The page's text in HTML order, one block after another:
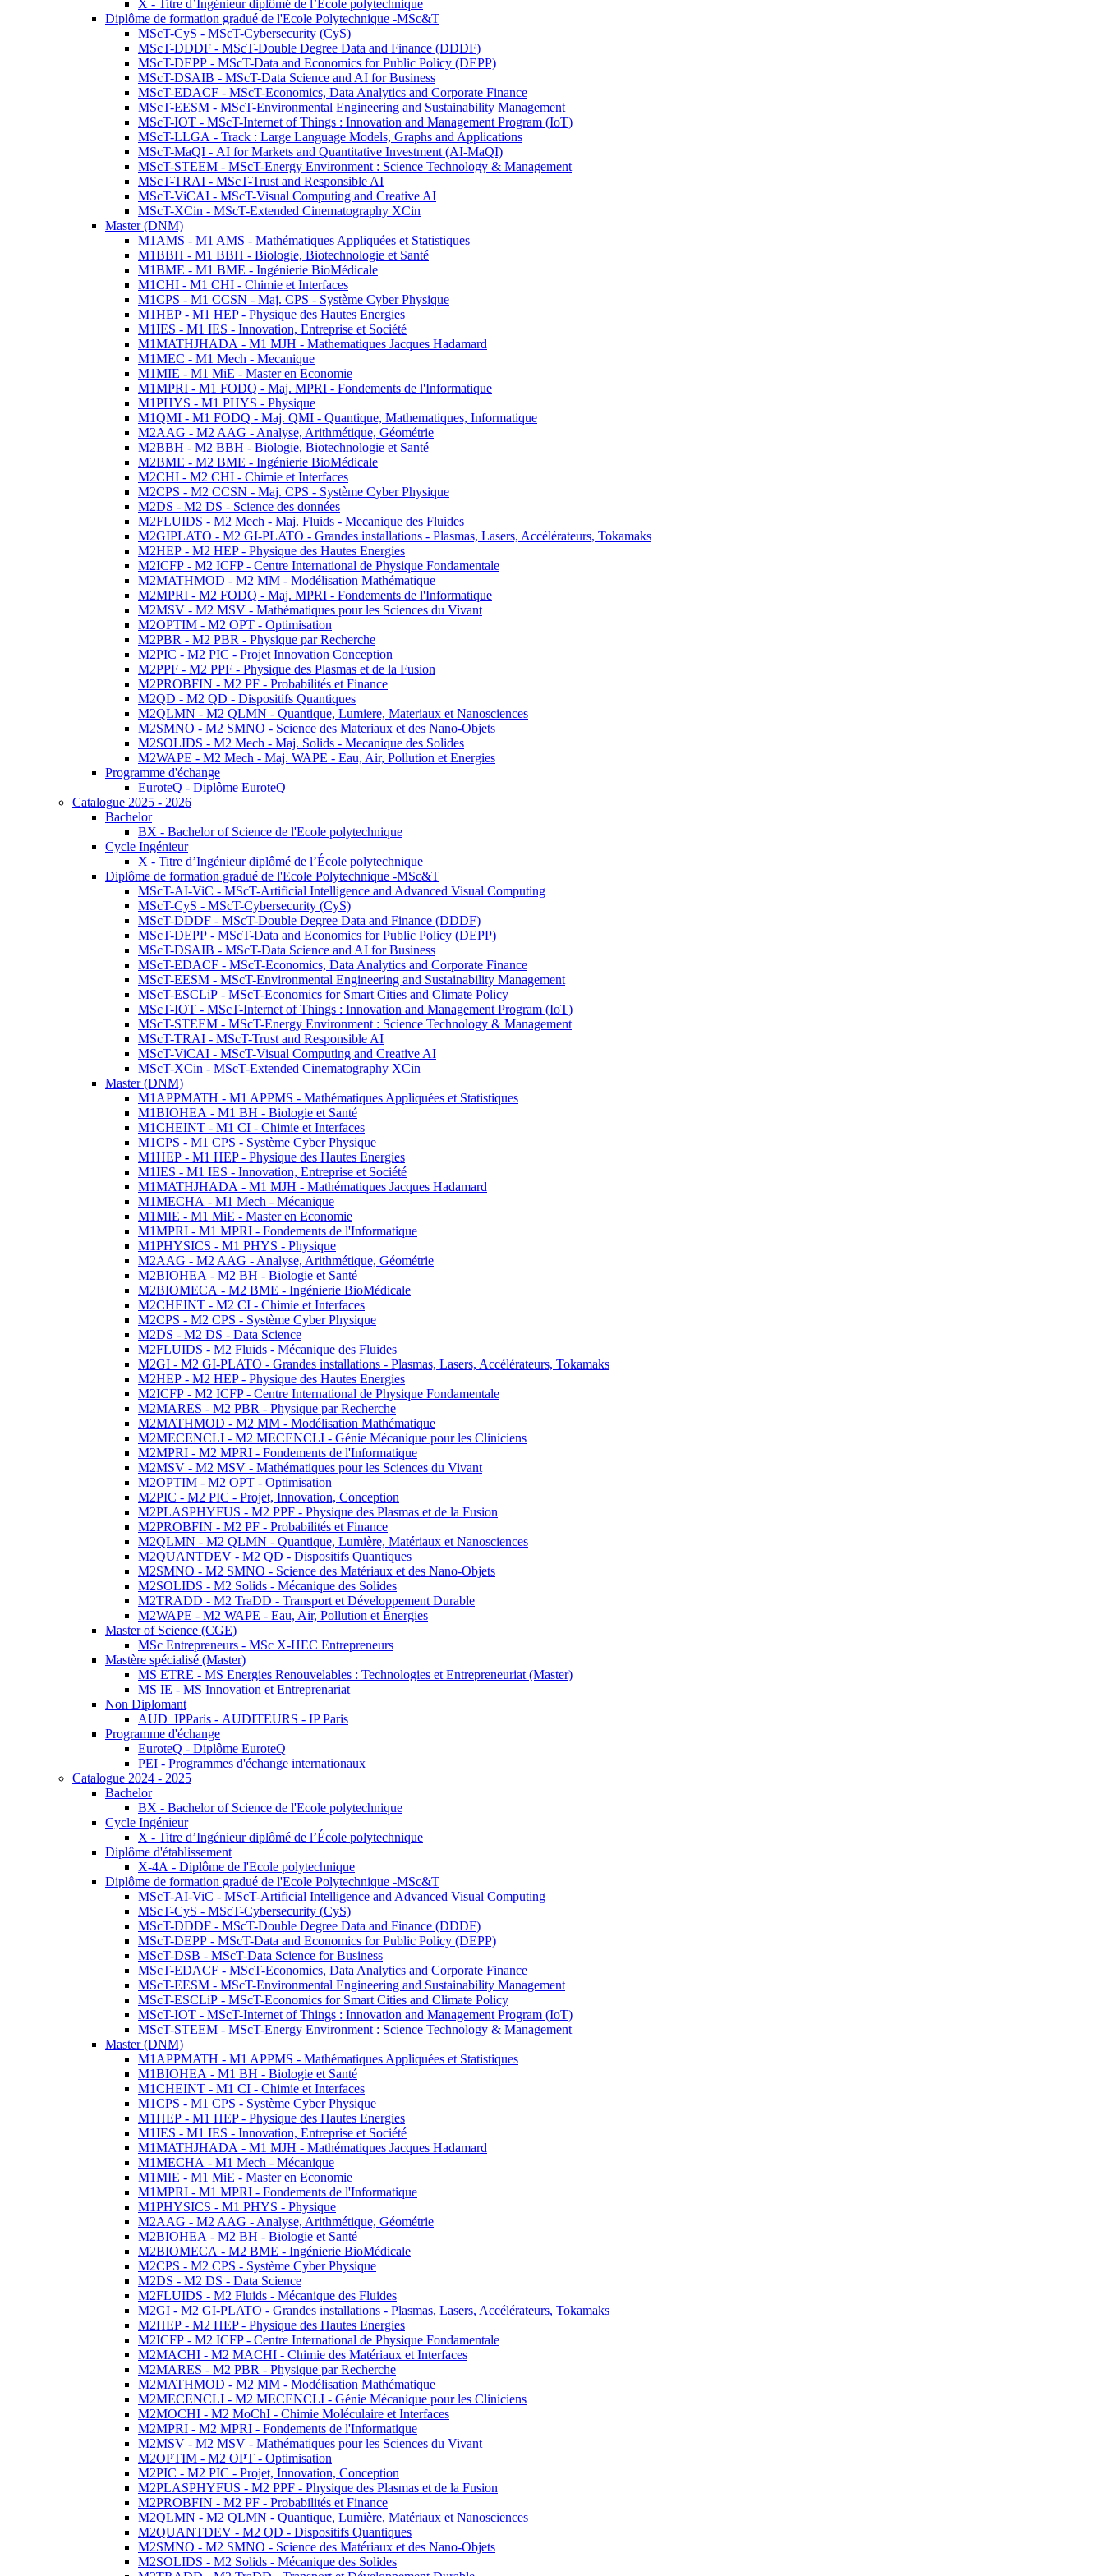
X - Titre d’Ingénieur diplômé de l’École polytechnique
Diplôme de formation gradué de l'Ecole Polytechnique -MSc&T
MScT-CyS - MScT-Cybersecurity (CyS)
MScT-DDDF - MScT-Double Degree Data and Finance (DDDF)
MScT-DEPP - MScT-Data and Economics for Public Policy (DEPP)
MScT-DSAIB - MScT-Data Science and AI for Business
MScT-EDACF - MScT-Economics, Data Analytics and Corporate Finance
MScT-EESM - MScT-Environmental Engineering and Sustainability Management
MScT-IOT - MScT-Internet of Things : Innovation and Management Program (IoT)
MScT-LLGA - Track : Large Language Models, Graphs and Applications
MScT-MaQI - AI for Markets and Quantitative Investment (AI-MaQI)
MScT-STEEM - MScT-Energy Environment : Science Technology & Management
MScT-TRAI - MScT-Trust and Responsible AI
MScT-ViCAI - MScT-Visual Computing and Creative AI
MScT-XCin - MScT-Extended Cinematography XCin
Master (DNM)
M1AMS - M1 AMS - Mathématiques Appliquées et Statistiques
M1BBH - M1 BBH - Biologie, Biotechnologie et Santé
M1BME - M1 BME - Ingénierie BioMédicale
M1CHI - M1 CHI - Chimie et Interfaces
M1CPS - M1 CCSN - Maj. CPS - Système Cyber Physique
M1HEP - M1 HEP - Physique des Hautes Energies
M1IES - M1 IES - Innovation, Entreprise et Société
M1MATHJHADA - M1 MJH - Mathematiques Jacques Hadamard
M1MEC - M1 Mech - Mecanique
M1MIE - M1 MiE - Master en Economie
M1MPRI - M1 FODQ - Maj. MPRI - Fondements de l'Informatique
M1PHYS - M1 PHYS - Physique
M1QMI - M1 FODQ - Maj. QMI - Quantique, Mathematiques, Informatique
M2AAG - M2 AAG - Analyse, Arithmétique, Géométrie
M2BBH - M2 BBH - Biologie, Biotechnologie et Santé
M2BME - M2 BME - Ingénierie BioMédicale
M2CHI - M2 CHI - Chimie et Interfaces
M2CPS - M2 CCSN - Maj. CPS - Système Cyber Physique
M2DS - M2 DS - Science des données
M2FLUIDS - M2 Mech - Maj. Fluids - Mecanique des Fluides
M2GIPLATO - M2 GI-PLATO - Grandes installations - Plasmas, Lasers, Accélérateurs, Tokamaks
M2HEP - M2 HEP - Physique des Hautes Energies
M2ICFP - M2 ICFP - Centre International de Physique Fondamentale
M2MATHMOD - M2 MM - Modélisation Mathématique
M2MPRI - M2 FODQ - Maj. MPRI - Fondements de l'Informatique
M2MSV - M2 MSV - Mathématiques pour les Sciences du Vivant
M2OPTIM - M2 OPT - Optimisation
M2PBR - M2 PBR - Physique par Recherche
M2PIC - M2 PIC - Projet Innovation Conception
M2PPF - M2 PPF - Physique des Plasmas et de la Fusion
M2PROBFIN - M2 PF - Probabilités et Finance
M2QD - M2 QD - Dispositifs Quantiques
M2QLMN - M2 QLMN - Quantique, Lumiere, Materiaux et Nanosciences
M2SMNO - M2 SMNO - Science des Materiaux et des Nano-Objets
M2SOLIDS - M2 Mech - Maj. Solids - Mecanique des Solides
M2WAPE - M2 Mech - Maj. WAPE - Eau, Air, Pollution et Energies
Programme d'échange
EuroteQ - Diplôme EuroteQ
Catalogue 2025 - 2026
Bachelor
BX - Bachelor of Science de l'Ecole polytechnique
Cycle Ingénieur
X - Titre d’Ingénieur diplômé de l’École polytechnique
Diplôme de formation gradué de l'Ecole Polytechnique -MSc&T
MScT-AI-ViC - MScT-Artificial Intelligence and Advanced Visual Computing
MScT-CyS - MScT-Cybersecurity (CyS)
MScT-DDDF - MScT-Double Degree Data and Finance (DDDF)
MScT-DEPP - MScT-Data and Economics for Public Policy (DEPP)
MScT-DSAIB - MScT-Data Science and AI for Business
MScT-EDACF - MScT-Economics, Data Analytics and Corporate Finance
MScT-EESM - MScT-Environmental Engineering and Sustainability Management
MScT-ESCLiP - MScT-Economics for Smart Cities and Climate Policy
MScT-IOT - MScT-Internet of Things : Innovation and Management Program (IoT)
MScT-STEEM - MScT-Energy Environment : Science Technology & Management
MScT-TRAI - MScT-Trust and Responsible AI
MScT-ViCAI - MScT-Visual Computing and Creative AI
MScT-XCin - MScT-Extended Cinematography XCin
Master (DNM)
M1APPMATH - M1 APPMS - Mathématiques Appliquées et Statistiques
M1BIOHEA - M1 BH - Biologie et Santé
M1CHEINT - M1 CI - Chimie et Interfaces
M1CPS - M1 CPS - Système Cyber Physique
M1HEP - M1 HEP - Physique des Hautes Energies
M1IES - M1 IES - Innovation, Entreprise et Société
M1MATHJHADA - M1 MJH - Mathématiques Jacques Hadamard
M1MECHA - M1 Mech - Mécanique
M1MIE - M1 MiE - Master en Economie
M1MPRI - M1 MPRI - Fondements de l'Informatique
M1PHYSICS - M1 PHYS - Physique
M2AAG - M2 AAG - Analyse, Arithmétique, Géométrie
M2BIOHEA - M2 BH - Biologie et Santé
M2BIOMECA - M2 BME - Ingénierie BioMédicale
M2CHEINT - M2 CI - Chimie et Interfaces
M2CPS - M2 CPS - Système Cyber Physique
M2DS - M2 DS - Data Science
M2FLUIDS - M2 Fluids - Mécanique des Fluides
M2GI - M2 GI-PLATO - Grandes installations - Plasmas, Lasers, Accélérateurs, Tokamaks
M2HEP - M2 HEP - Physique des Hautes Energies
M2ICFP - M2 ICFP - Centre International de Physique Fondamentale
M2MARES - M2 PBR - Physique par Recherche
M2MATHMOD - M2 MM - Modélisation Mathématique
M2MECENCLI - M2 MECENCLI - Génie Mécanique pour les Cliniciens
M2MPRI - M2 MPRI - Fondements de l'Informatique
M2MSV - M2 MSV - Mathématiques pour les Sciences du Vivant
M2OPTIM - M2 OPT - Optimisation
M2PIC - M2 PIC - Projet, Innovation, Conception
M2PLASPHYFUS - M2 PPF - Physique des Plasmas et de la Fusion
M2PROBFIN - M2 PF - Probabilités et Finance
M2QLMN - M2 QLMN - Quantique, Lumière, Matériaux et Nanosciences
M2QUANTDEV - M2 QD - Dispositifs Quantiques
M2SMNO - M2 SMNO - Science des Matériaux et des Nano-Objets
M2SOLIDS - M2 Solids - Mécanique des Solides
M2TRADD - M2 TraDD - Transport et Développement Durable
M2WAPE - M2 WAPE - Eau, Air, Pollution et Énergies
Master of Science (CGE)
MSc Entrepreneurs - MSc X-HEC Entrepreneurs
Mastère spécialisé (Master)
MS ETRE - MS Energies Renouvelables : Technologies et Entrepreneuriat (Master)
MS IE - MS Innovation et Entreprenariat
Non Diplomant
AUD_IPParis - AUDITEURS - IP Paris
Programme d'échange
EuroteQ - Diplôme EuroteQ
PEI - Programmes d'échange internationaux
Catalogue 2024 - 2025
Bachelor
BX - Bachelor of Science de l'Ecole polytechnique
Cycle Ingénieur
X - Titre d’Ingénieur diplômé de l’École polytechnique
Diplôme d'établissement
X-4A - Diplôme de l'Ecole polytechnique
Diplôme de formation gradué de l'Ecole Polytechnique -MSc&T
MScT-AI-ViC - MScT-Artificial Intelligence and Advanced Visual Computing
MScT-CyS - MScT-Cybersecurity (CyS)
MScT-DDDF - MScT-Double Degree Data and Finance (DDDF)
MScT-DEPP - MScT-Data and Economics for Public Policy (DEPP)
MScT-DSB - MScT-Data Science for Business
MScT-EDACF - MScT-Economics, Data Analytics and Corporate Finance
MScT-EESM - MScT-Environmental Engineering and Sustainability Management
MScT-ESCLiP - MScT-Economics for Smart Cities and Climate Policy
MScT-IOT - MScT-Internet of Things : Innovation and Management Program (IoT)
MScT-STEEM - MScT-Energy Environment : Science Technology & Management
Master (DNM)
M1APPMATH - M1 APPMS - Mathématiques Appliquées et Statistiques
M1BIOHEA - M1 BH - Biologie et Santé
M1CHEINT - M1 CI - Chimie et Interfaces
M1CPS - M1 CPS - Système Cyber Physique
M1HEP - M1 HEP - Physique des Hautes Energies
M1IES - M1 IES - Innovation, Entreprise et Société
M1MATHJHADA - M1 MJH - Mathématiques Jacques Hadamard
M1MECHA - M1 Mech - Mécanique
M1MIE - M1 MiE - Master en Economie
M1MPRI - M1 MPRI - Fondements de l'Informatique
M1PHYSICS - M1 PHYS - Physique
M2AAG - M2 AAG - Analyse, Arithmétique, Géométrie
M2BIOHEA - M2 BH - Biologie et Santé
M2BIOMECA - M2 BME - Ingénierie BioMédicale
M2CPS - M2 CPS - Système Cyber Physique
M2DS - M2 DS - Data Science
M2FLUIDS - M2 Fluids - Mécanique des Fluides
M2GI - M2 GI-PLATO - Grandes installations - Plasmas, Lasers, Accélérateurs, Tokamaks
M2HEP - M2 HEP - Physique des Hautes Energies
M2ICFP - M2 ICFP - Centre International de Physique Fondamentale
M2MACHI - M2 MACHI - Chimie des Matériaux et Interfaces
M2MARES - M2 PBR - Physique par Recherche
M2MATHMOD - M2 MM - Modélisation Mathématique
M2MECENCLI - M2 MECENCLI - Génie Mécanique pour les Cliniciens
M2MOCHI - M2 MoChI - Chimie Moléculaire et Interfaces
M2MPRI - M2 MPRI - Fondements de l'Informatique
M2MSV - M2 MSV - Mathématiques pour les Sciences du Vivant
M2OPTIM - M2 OPT - Optimisation
M2PIC - M2 PIC - Projet, Innovation, Conception
M2PLASPHYFUS - M2 PPF - Physique des Plasmas et de la Fusion
M2PROBFIN - M2 PF - Probabilités et Finance
M2QLMN - M2 QLMN - Quantique, Lumière, Matériaux et Nanosciences
M2QUANTDEV - M2 QD - Dispositifs Quantiques
M2SMNO - M2 SMNO - Science des Matériaux et des Nano-Objets
M2SOLIDS - M2 Solids - Mécanique des Solides